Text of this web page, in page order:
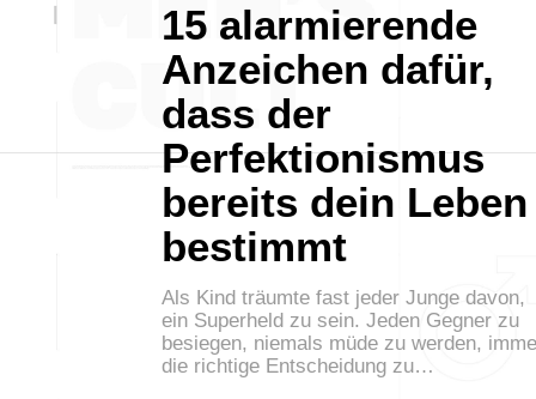
15 alarmierende
Anzeichen dafür,
dass der
Perfektionismus
bereits dein Leben
bestimmt
Als Kind träumte fast jeder Junge davon,
ein Superheld zu sein. Jeden Gegner zu
besiegen, niemals müde zu werden,
die richtige Entscheidung zu…